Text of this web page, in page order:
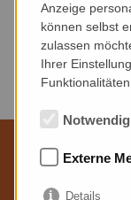
Keine
Anzeige
können selbst
zulassen
Ihrer
Notwendig
Externe
Details